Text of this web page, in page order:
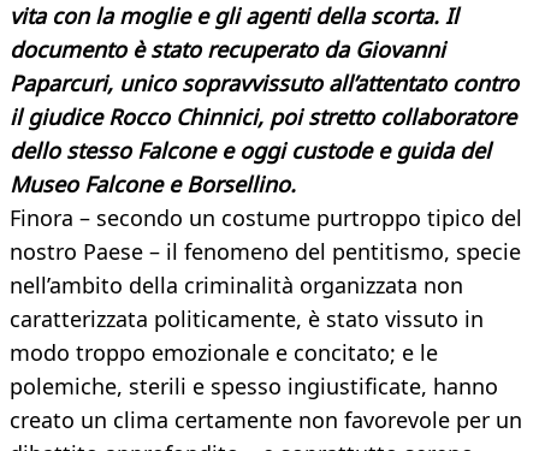
vita con la moglie e gli agenti della scorta. Il
documento è stato recuperato da Giovanni
Paparcuri, unico sopravvissuto all’attentato contro
il giudice Rocco Chinnici, poi stretto collaboratore
dello stesso Falcone e oggi custode e guida del
Museo Falcone e Borsellino.
Finora – secondo un costume purtroppo tipico del
nostro Paese – il fenomeno del pentitismo, specie
nell’ambito della criminalità organizzata non
caratterizzata politicamente, è stato vissuto in
modo troppo emozionale e concitato; e le
polemiche, sterili e spesso ingiustificate, hanno
creato un clima certamente non favorevole per un